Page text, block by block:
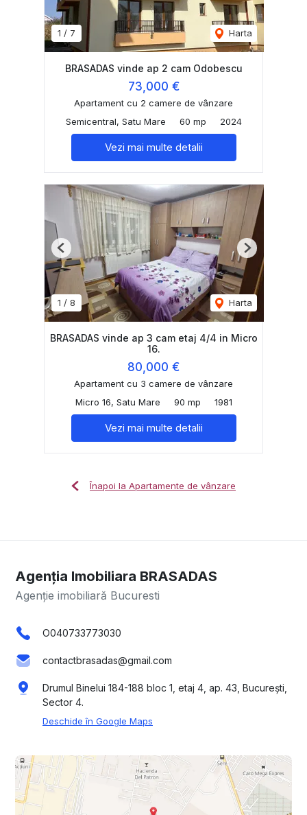
1 / 7 Harta
BRASADAS vinde ap 2 cam Odobescu
73,000 €
Apartament cu 2 camere de vânzare
Semicentral, Satu Mare
60 mp 2024
Vezi mai multe detalii
1 / 8 Harta
Previous Next
BRASADAS vinde ap 3 cam etaj 4/4 in Micro
16.
80,000 €
Apartament cu 3 camere de vânzare
Micro 16, Satu Mare
90 mp 1981
Vezi mai multe detalii
Înapoi la Apartamente de vânzare
Agenția Imobiliara BRASADAS
Agenție imobiliară Bucuresti
O040733773030
contactbrasadas@gmail.com
Drumul Binelui 184-188 bloc 1, etaj 4, ap. 43, București,
Sector 4.
Deschide în Google Maps